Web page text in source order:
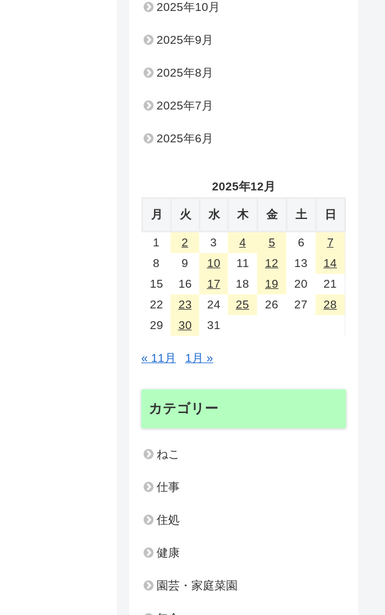
2025年10月
2025年9月
2025年8月
2025年7月
2025年6月
2025年12月
月 火 水 木 金 土 日
1 2 3 4 5 6
7
8
9 10 11 12 13
14
15
16 17 18 19 20
21
22
23 24 25 26 27
28
29
30 31
« 11月 1月 »
カテゴリー
ねこ
仕事
住処
健康
園芸・家庭菜園